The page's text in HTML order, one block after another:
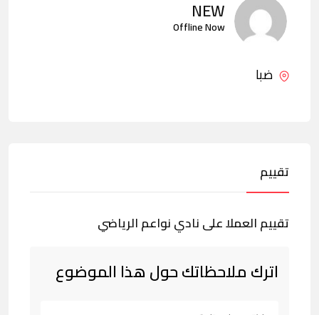
NEW
Offline Now
ضبا
تقييم
تقييم العملا على نادي نواعم الرياضي
اترك ملاحظاتك حول هذا الموضوع